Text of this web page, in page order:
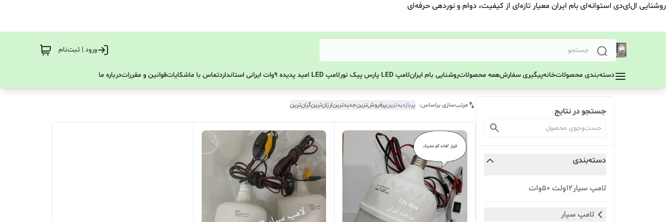
روشنایی ال‌ای‌دی استوانه‌ای بام ایران معیار تازه‌ای از کیفیت، دوام و نوردهی حرفه‌ای
ورود | ثبت‌نام
دسته‌بندی محصولاتخانهپیگیری سفارشهمه محصولاتروشنایی بام ایرانلامپ LED پارس پیک نور لامپ LED امید پدیده 9وات ایرانی استاندارد تماس با ماشکایاتقوانین و مقرراتدرباره ما
جستجو در نتایج
دسته‌بندی
لامپ سیار12ولت ۵۰وات
لامپ سیار
مرتب‌سازی براساس: پربازدیدترینپرفروش‌ترینجدیدترینارزان‌ترینگران‌ترین